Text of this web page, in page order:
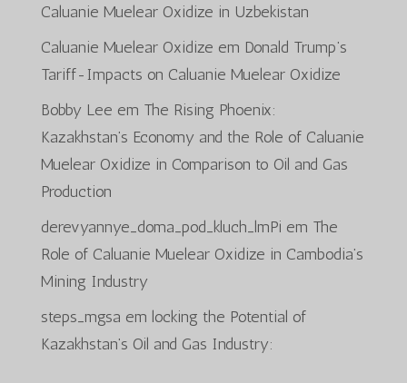
Caluanie Muelear Oxidize in Uzbekistan
Caluanie Muelear Oxidize em Donald Trump’s
Tariff-Impacts on Caluanie Muelear Oxidize
Bobby Lee em The Rising Phoenix:
Kazakhstan’s Economy and the Role of Caluanie
Muelear Oxidize in Comparison to Oil and Gas
Production
derevyannye_doma_pod_kluch_lmPi em The
Role of Caluanie Muelear Oxidize in Cambodia’s
Mining Industry
steps_mgsa em locking the Potential of
Kazakhstan’s Oil and Gas Industry: